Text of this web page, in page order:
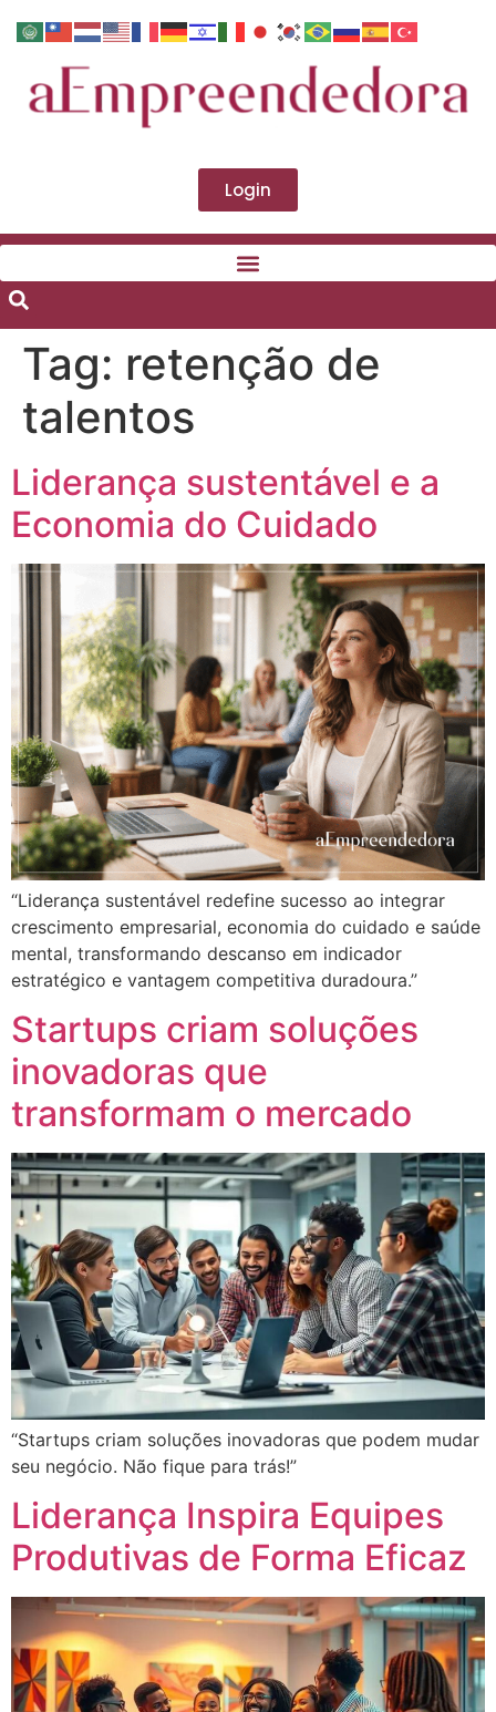
Login
Tag: retenção de
talentos
Liderança sustentável e a
Economia do Cuidado
“Liderança sustentável redefine sucesso ao integrar
crescimento empresarial, economia do cuidado e saúde
mental, transformando descanso em indicador
estratégico e vantagem competitiva duradoura.”
Startups criam soluções
inovadoras que
transformam o mercado
“Startups criam soluções inovadoras que podem mudar
seu negócio. Não fique para trás!”
Liderança Inspira Equipes
Produtivas de Forma Eficaz